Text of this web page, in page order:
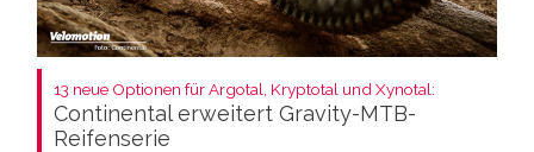
13 neue Optionen für Argotal, Kryptotal und Xynotal:
Continental erweitert Gravity-MTB-
Reifenserie